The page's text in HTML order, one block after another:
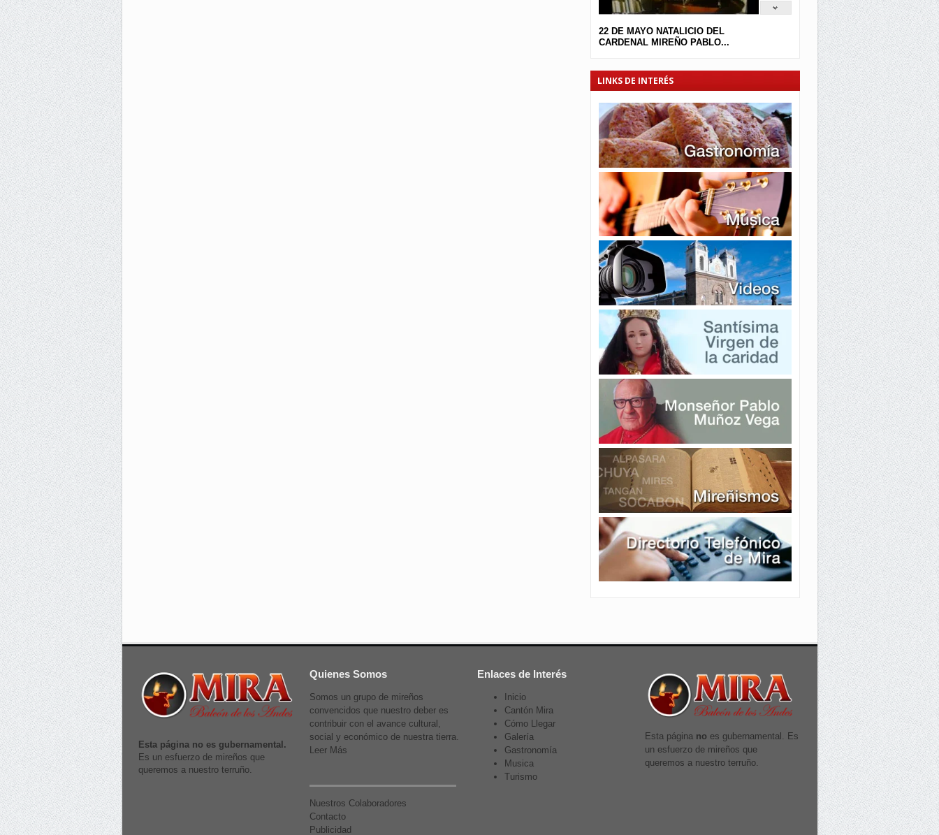
22 DE MAYO NATALICIO DEL
CARDENAL MIREÑO PABLO...
LINKS DE INTERÉS
Esta página no es gubernamental.
Es un esfuerzo de mireños que
queremos a nuestro terruño.
Quienes Somos
Somos un grupo de mireños
convencidos que nuestro deber es
contribuir con el avance cultural,
social y económico de nuestra tierra.
Leer Más
Nuestros Colaboradores
Contacto
Publicidad
Enlaces de Interés
Inicio
Cantón Mira
Cómo Llegar
Galería
Gastronomía
Musica
Turismo
Esta página no es gubernamental. Es
un esfuerzo de mireños que
queremos a nuestro terruño.